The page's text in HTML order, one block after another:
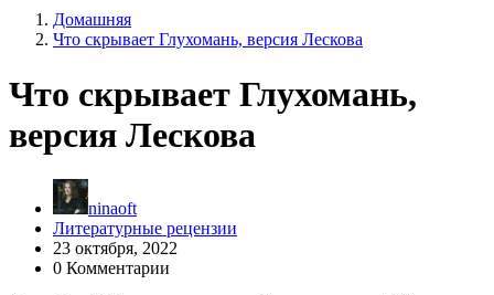
Домашняя
Что скрывает Глухомань, версия Лескова
Что скрывает Глухомань,
версия Лескова
ninaoft
Литературные рецензии
23 октября, 2022
0 Комментарии